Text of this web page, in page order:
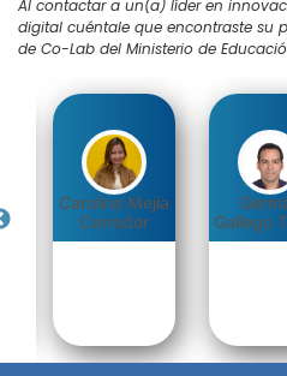
Al contactar a un(a) líder en
digital cuéntale que encontraste su
de Co-Lab del Ministerio de
Carolina Mejía
Corredor
Gallego